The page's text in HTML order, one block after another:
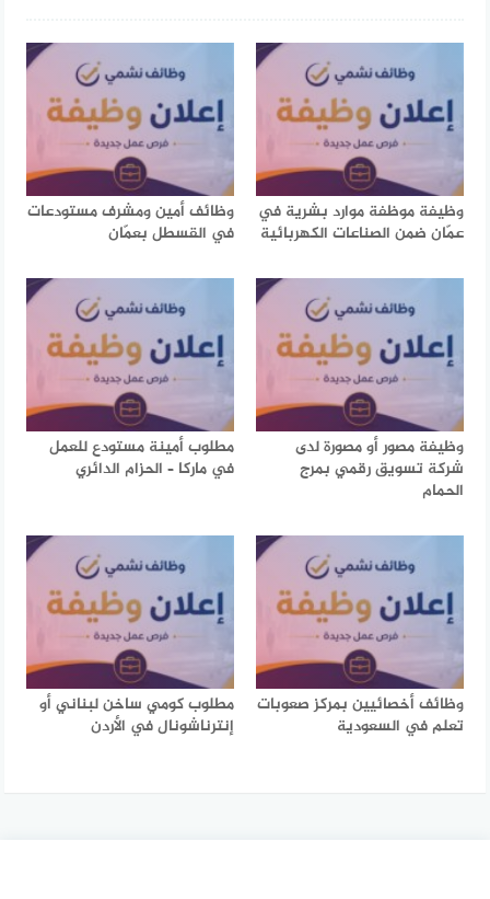
وظيفة موظفة موارد بشرية في
عمّان ضمن الصناعات الكهربائية
وظائف أمين ومشرف مستودعات
في القسطل بعمّان
وظيفة مصور أو مصورة لدى
شركة تسويق رقمي بمرج
الحمام
مطلوب أمينة مستودع للعمل
في ماركا – الحزام الدائري
وظائف أخصائيين بمركز صعوبات
تعلم في السعودية
مطلوب كومي ساخن لبناني أو
إنترناشونال في الأردن